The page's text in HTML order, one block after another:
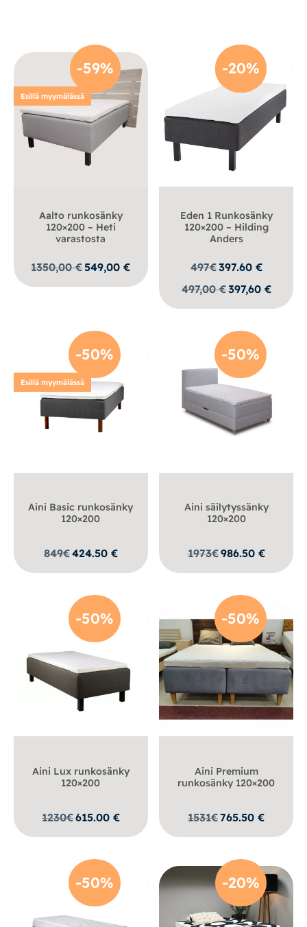
-59%
Esillä myymälässä
Aalto runkosänky
120×200 – Heti
varastosta
1350,00€ Alkuperäinen
549,00€Nykyinen
hinta
549,00 €.
-20%
-20%
Eden 1 Runkosänky
120×200 – Hilding
Anders
497€397.60 €
497,00€397,60 €
-50%
Esillä myymälässä
Aini Basic runkosänky
120×200
849€424.50 €
-50%
Aini säilytyssänky
120×200
1973€986.50 €
-50%
Aini Lux runkosänky
120×200
1230€615.00 €
-50%
Aini Premium
runkosänky 120×200
1531€765.50€
-50% -20%